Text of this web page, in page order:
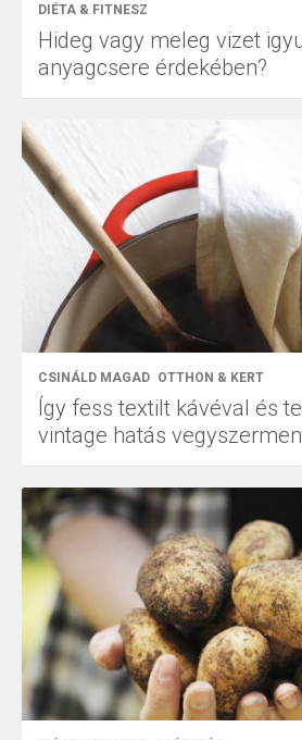
DIÉTA & FITNESZ
Hideg vagy meleg vizet
anyagcsere érdekében?
CSINÁLD MAGAD OTTHON & KERT
Így fess textilt kávéval és
vintage hatás